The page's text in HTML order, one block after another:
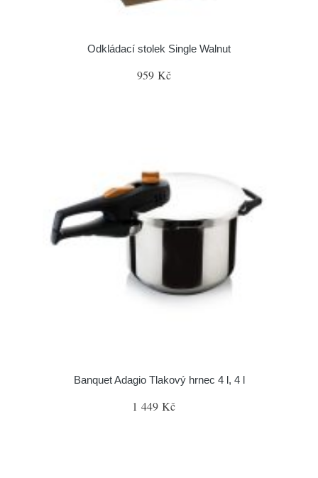
Odkládací stolek Single Walnut
959 Kč
Banquet Adagio Tlakový hrnec 4 l, 4 l
1 449 Kč